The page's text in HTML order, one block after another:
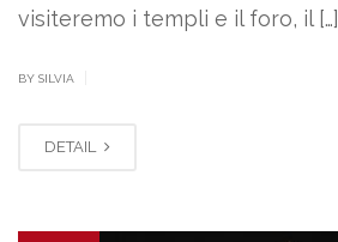
visiteremo i templi e il foro, il […]
BY SILVIA
DETAIL